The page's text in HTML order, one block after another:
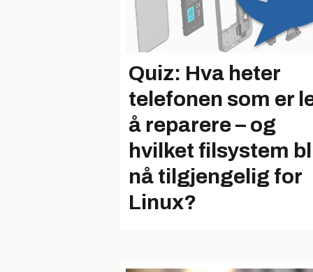
Quiz: Hva heter
telefonen som er
å reparere – og
hvilket filsystem
nå tilgjengelig for
Linux?